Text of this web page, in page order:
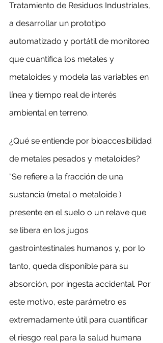
Tratamiento de Residuos Industriales,
a desarrollar un prototipo
automatizado y portátil de monitoreo
que cuantifica los metales y
metaloides y modela las variables en
línea y tiempo real de interés
ambiental en terreno.
¿Qué se entiende por bioaccesibilidad
de metales pesados y metaloides?
“Se refiere a la fracción de una
sustancia (metal o metaloide )
presente en el suelo o un relave que
se libera en los jugos
gastrointestinales humanos y, por lo
tanto, queda disponible para su
absorción, por ingesta accidental. Por
este motivo, este parámetro es
extremadamente útil para cuantificar
el riesgo real para la salud humana